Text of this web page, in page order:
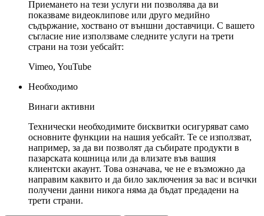
Приемането на тези услуги ни позволява да ви
показваме видеоклипове или друго медийно
съдържание, хоствано от външни доставчици. С вашето
съгласие ние използваме следните услуги на трети
страни на този уебсайт:
Vimeo, YouTube
Необходимо
Винаги активни
Технически необходимите бисквитки осигуряват само
основните функции на нашия уебсайт. Те се използват,
например, за да ви позволят да събирате продукти в
пазарската кошница или да влизате във вашия
клиентски акаунт. Това означава, че не е възможно да
направим каквито и да било заключения за вас и всички
получени данни никога няма да бъдат предадени на
трети страни.